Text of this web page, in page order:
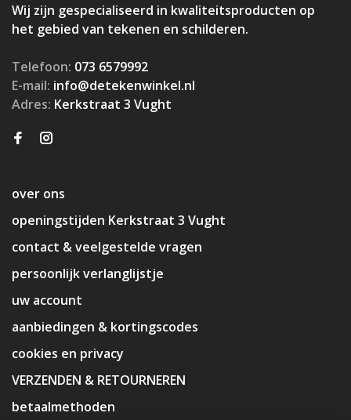
Wij zijn gespecialiseerd in kwaliteitsproducten op
het gebied van tekenen en schilderen.
Telefoon: 073 6579992
E-mail: info@detekenwinkel.nl
Adres: Kerkstraat 3 Vught
over ons
openingstijden Kerkstraat 3 Vught
contact & veelgestelde vragen
persoonlijk verlanglijstje
uw account
aanbiedingen & kortingscodes
cookies en privacy
VERZENDEN & RETOURNEREN
betaalmethoden